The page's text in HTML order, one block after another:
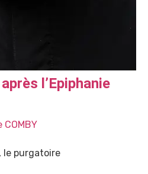
l’Epiphanie
COMBY
le purgatoire